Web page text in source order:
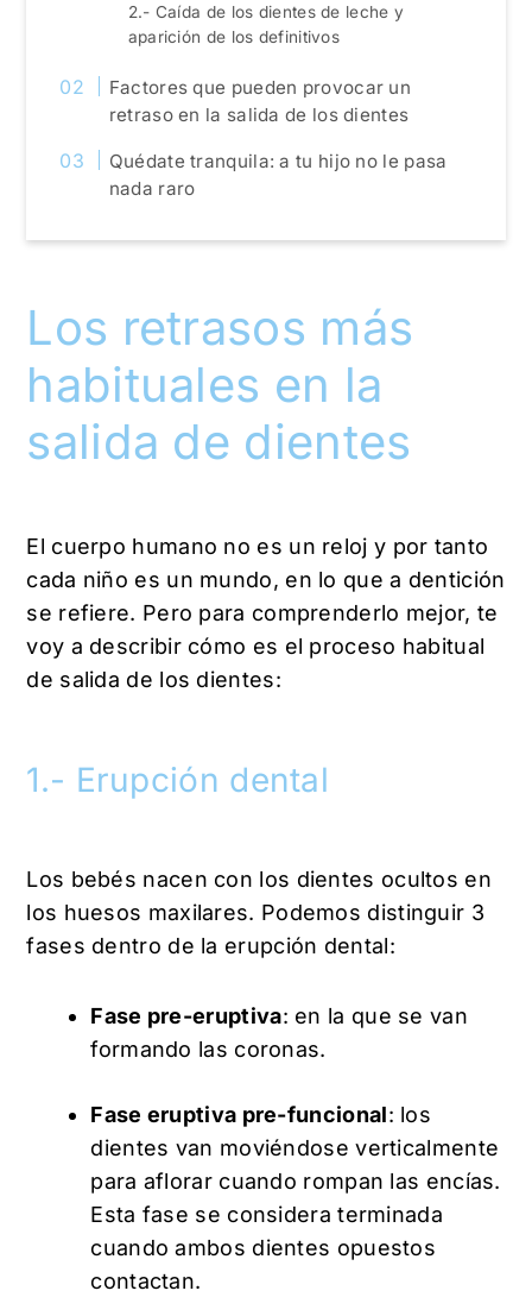
2.- Caída de los dientes de leche y
aparición de los definitivos
Factores que pueden provocar un
retraso en la salida de los dientes
Quédate tranquila: a tu hijo no le pasa
nada raro
Los retrasos más
habituales en la
salida de dientes
El cuerpo humano no es un reloj y por tanto
cada niño es un mundo, en lo que a dentición
se refiere. Pero para comprenderlo mejor, te
voy a describir cómo es el proceso habitual
de salida de los dientes:
1.- Erupción dental
Los bebés nacen con los dientes ocultos en
los huesos maxilares. Podemos distinguir 3
fases dentro de la erupción dental:
Fase pre-eruptiva: en la que se van
formando las coronas.
Fase eruptiva pre-funcional: los
dientes van moviéndose verticalmente
para aflorar cuando rompan las encías.
Esta fase se considera terminada
cuando ambos dientes opuestos
contactan.